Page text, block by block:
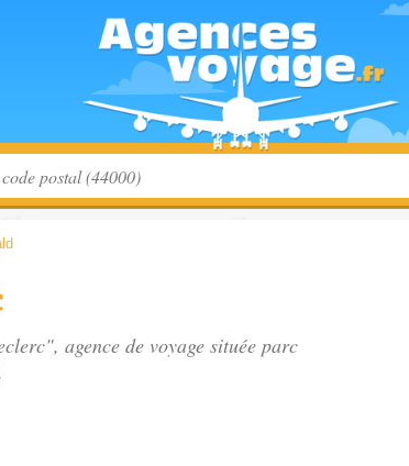
agence de voyage située parc